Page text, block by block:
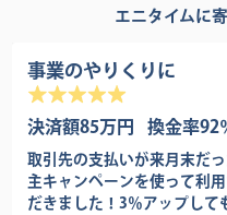
エニタイムに
事業のやりくりに
決済額85万円 換金率92
取引先の支払いが来月末だ
主キャンペーンを使って利
だきました！3％アップして